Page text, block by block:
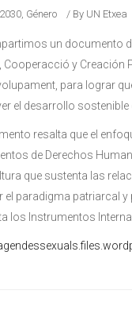
Género By UN Etxea
un documento
Cooperacció y Creación
para lograr
el desarrollo sostenible
resalta que el
de Derechos
que sustenta las
el paradigma patriarcal
los Instrumentos